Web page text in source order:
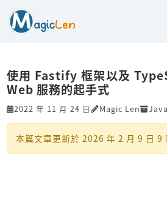
使用 Fastify 框架以及
Web 服務的起手式
2022 年 11 月 24 日 Magic Len
本篇文章更新於 2026 年 2 月 9 日 9